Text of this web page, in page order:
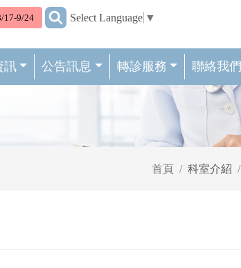
17-9/24 ::: Select Language ▼
訊 公告訊息 轉診服務 聯絡我們
首頁 科室介紹